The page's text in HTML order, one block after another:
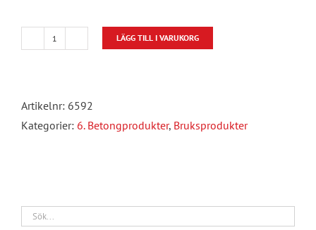
Weber
TIX
25kg/säck
LÄGG TILL I VARUKORG
Artikelnr: 6592
Kategorier: 6. Betongprodukter, Bruksprodukter